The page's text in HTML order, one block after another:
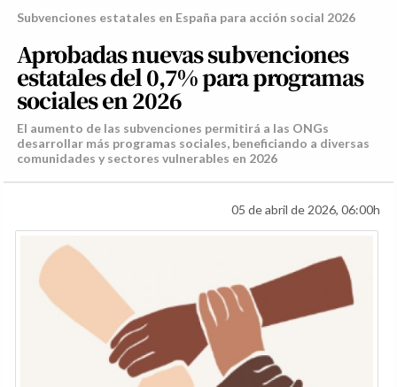
Subvenciones estatales en España para acción social 2026
Aprobadas nuevas subvenciones
estatales del 0,7% para programas
sociales en 2026
El aumento de las subvenciones permitirá a las ONGs
desarrollar más programas sociales, beneficiando a diversas
comunidades y sectores vulnerables en 2026
05 de abril de 2026, 06:00h